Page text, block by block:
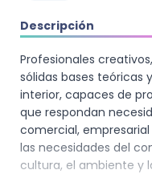
Descripción
Profesionales
sólidas bases teóricas
interior, capaces de
que respondan
comercial,
las necesidades del
cultura, el ambiente y